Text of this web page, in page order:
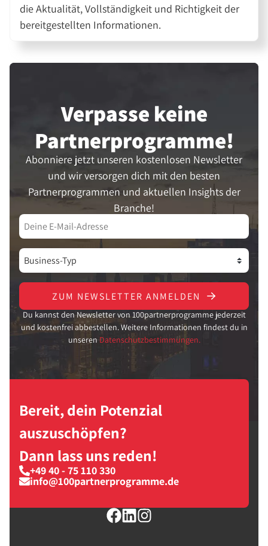
die Aktualität, Vollständigkeit und Richtigkeit der
bereitgestellten Informationen.
Verpasse keine
Partner­programme!
Abonniere jetzt unseren kostenlosen Newsletter
und wir versorgen dich mit den besten
Partnerprogrammen und aktuellen Insights der
Branche!
ZUM NEWSLETTER ANMELDEN
Du kannst den Newsletter von 100partnerprogramme jederzeit
und kostenfrei abbestellen. Weitere Informationen findest du in
unseren Datenschutzbestimmungen.
Bereit, dein Potenzial
auszuschöpfen?
Dann lass uns reden!
+49 40 - 75 110 330
info@100partnerprogramme.de